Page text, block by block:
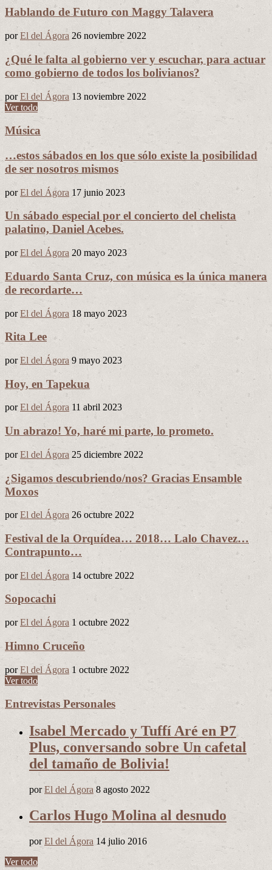
Hablando de Futuro con Maggy Talavera
porEl del Ágora 26 noviembre 2022
¿Qué le falta al gobierno ver y escuchar, para actuar
como gobierno de todos los bolivianos?
porEl del Ágora 13 noviembre 2022
Ver todo
Música
…estos sábados en los que sólo existe la posibilidad
de ser nosotros mismos
porEl del Ágora 17 junio 2023
Un sábado especial por el concierto del chelista
palatino, Daniel Acebes.
porEl del Ágora 20 mayo 2023
Eduardo Santa Cruz, con música es la única manera
de recordarte…
porEl del Ágora 18 mayo 2023
Rita Lee
porEl del Ágora 9 mayo 2023
Hoy, en Tapekua
porEl del Ágora 11 abril 2023
Un abrazo! Yo, haré mi parte, lo prometo.
porEl del Ágora 25 diciembre 2022
¿Sigamos descubriendo/nos? Gracias Ensamble
Moxos
porEl del Ágora 26 octubre 2022
Festival de la Orquídea… 2018… Lalo Chavez…
Contrapunto…
porEl del Ágora 14 octubre 2022
Sopocachi
porEl del Ágora 1 octubre 2022
Himno Cruceño
porEl del Ágora 1 octubre 2022
Ver todo
Entrevistas Personales
Isabel Mercado y Tuffí Aré en P7
Plus, conversando sobre Un cafetal
del tamaño de Bolivia!
porEl del Ágora 8 agosto 2022
Carlos Hugo Molina al desnudo
porEl del Ágora 14 julio 2016
Ver todo